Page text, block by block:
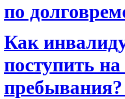
по
Как
поступить
пребывания?